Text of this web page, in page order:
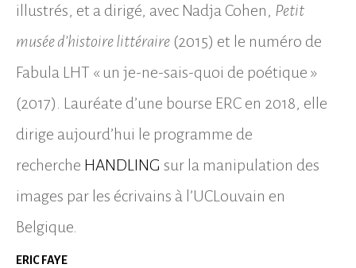
illustrés, et a dirigé, avec Nadja Cohen, Petit
musée d’histoire littéraire (2015) et le numéro de
Fabula LHT « un je-ne-sais-quoi de poétique »
(2017). Lauréate d’une bourse ERC en 2018, elle
dirige aujourd’hui le programme de
recherche HANDLING sur la manipulation des
images par les écrivains à l’UCLouvain en
Belgique.
ERIC FAYE